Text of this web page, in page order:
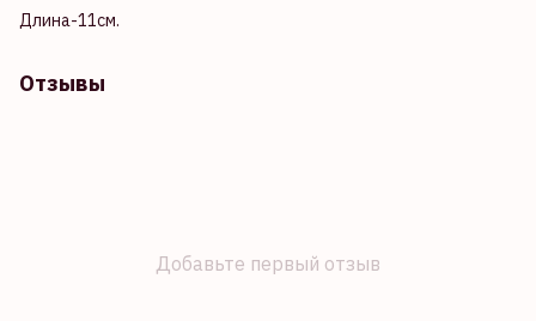
Длина-11см.
Отзывы
Добавьте первый отзыв